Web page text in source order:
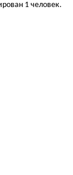
1 человек.